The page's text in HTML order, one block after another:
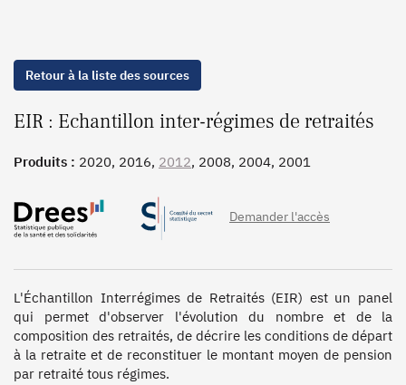
Retour à la liste des sources
EIR : Echantillon inter-régimes de retraités
Produits : 2020, 2016, 2012, 2008, 2004, 2001
Demander l'accès
L'Échantillon Interrégimes de Retraités (EIR) est un panel
qui permet d'observer l'évolution du nombre et de la
composition des retraités, de décrire les conditions de départ
à la retraite et de reconstituer le montant moyen de pension
par retraité tous régimes.